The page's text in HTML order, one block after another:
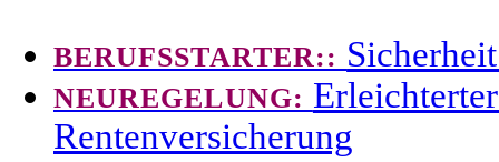
BERUFSSTARTER::
NEUREGELUNG:
Rentenversicherung